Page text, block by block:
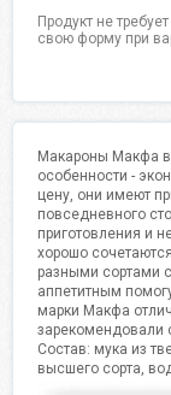
Продукт не
свою форму при
Макароны Макфа
особенности -
цену, они имеют
повседневного
приготовления и
хорошо
разными сортами
аппетитным
марки Макфа
зарекомендовали
Состав: мука из
высшего сорта,